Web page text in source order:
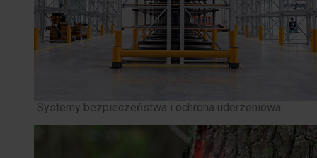
Systemy bezpieczeństwa i ochrona uderzeniowa